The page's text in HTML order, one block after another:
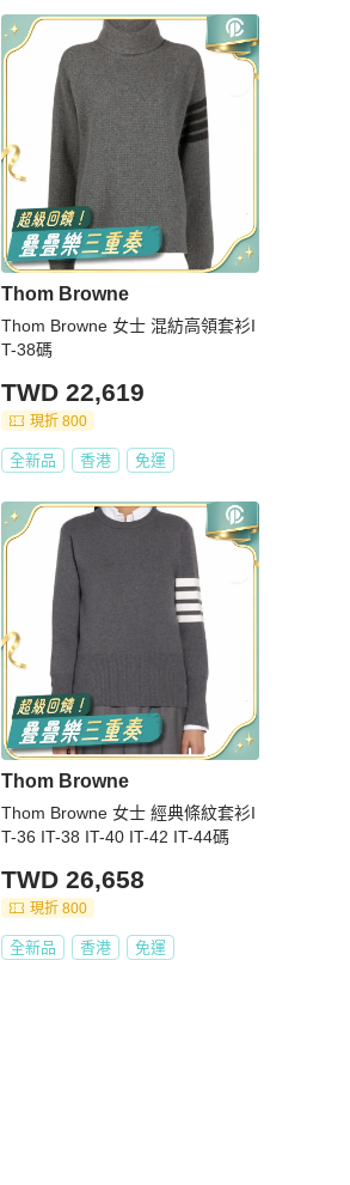
Thom Browne
Thom Browne 女士 混紡高領套衫I
T-38碼
TWD 22,619
現折 800
全新品 香港 免運
Thom Browne
Thom Browne 女士 經典條紋套衫I
T-36 IT-38 IT-40 IT-42 IT-44碼
TWD 26,658
現折 800
全新品 香港 免運